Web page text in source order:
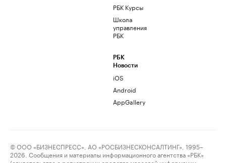
РБК Курсы
Школа
управления
РБК
РБК
Новости
iOS
Android
AppGallery
© ООО «БИЗНЕСПРЕСС», АО «РОСБИЗНЕСКОНСАЛТИНГ», 1995–
2026. Сообщения и материалы информационного агентства «РБК»